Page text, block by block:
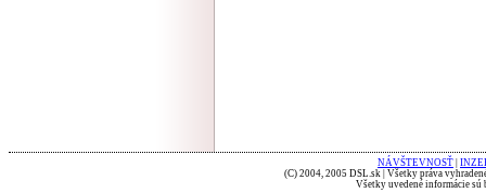
NÁVŠTEVNOSŤ
(C) 2004, 2005 DSL.sk | Všetky práva
Všetky uvedené informácie sú